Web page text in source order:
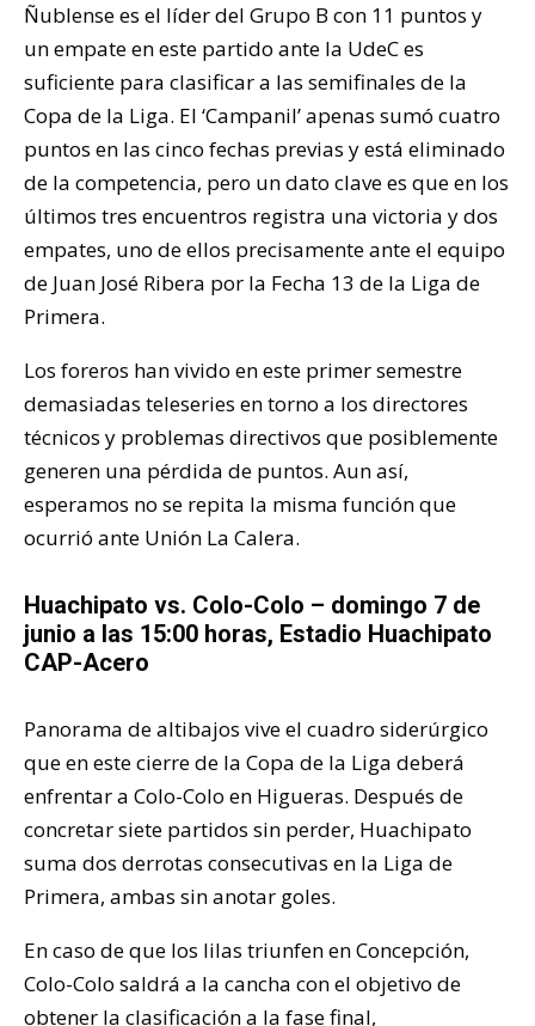
Ñublense es el líder del Grupo B con 11 puntos y
un empate en este partido ante la UdeC es
suficiente para clasificar a las semifinales de la
Copa de la Liga. El ‘Campanil’ apenas sumó cuatro
puntos en las cinco fechas previas y está eliminado
de la competencia, pero un dato clave es que en los
últimos tres encuentros registra una victoria y dos
empates, uno de ellos precisamente ante el equipo
de Juan José Ribera por la Fecha 13 de la Liga de
Primera.
Los foreros han vivido en este primer semestre
demasiadas teleseries en torno a los directores
técnicos y problemas directivos que posiblemente
generen una pérdida de puntos. Aun así,
esperamos no se repita la misma función que
ocurrió ante Unión La Calera.
Huachipato vs. Colo-Colo – domingo 7 de
junio a las 15:00 horas, Estadio Huachipato
CAP-Acero
Panorama de altibajos vive el cuadro siderúrgico
que en este cierre de la Copa de la Liga deberá
enfrentar a Colo-Colo en Higueras. Después de
concretar siete partidos sin perder, Huachipato
suma dos derrotas consecutivas en la Liga de
Primera, ambas sin anotar goles.
En caso de que los lilas triunfen en Concepción,
Colo-Colo saldrá a la cancha con el objetivo de
obtener la clasificación a la fase final,